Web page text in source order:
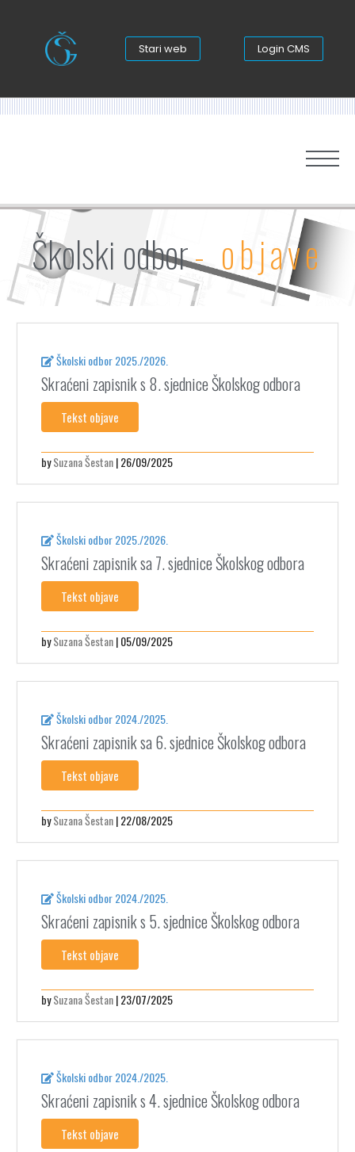
Stari web Login CMS
Školski odbor- objave
Školski odbor 2025./2026.
Skraćeni zapisnik s 8. sjednice Školskog odbora
Tekst objave
bySuzana Šestan| 26/09/2025
Školski odbor 2025./2026.
Skraćeni zapisnik sa 7. sjednice Školskog odbora
Tekst objave
bySuzana Šestan| 05/09/2025
Školski odbor 2024./2025.
Skraćeni zapisnik sa 6. sjednice Školskog odbora
Tekst objave
bySuzana Šestan| 22/08/2025
Školski odbor 2024./2025.
Skraćeni zapisnik s 5. sjednice Školskog odbora
Tekst objave
bySuzana Šestan| 23/07/2025
Školski odbor 2024./2025.
Skraćeni zapisnik s 4. sjednice Školskog odbora
Tekst objave